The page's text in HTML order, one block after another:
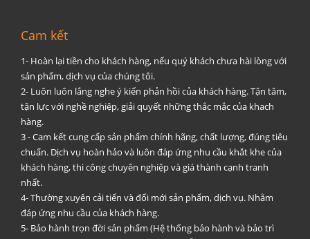
Cam kết
1- Hoàn lại tiền cho khách hàng, nếu quý khách chưa hài lòng với
sản phẩm, dịch vụ của chúng tôi.
2- Luôn luôn lắng nghe ý kiến phản hồi của khách hàng. Tận tâm,
tận lực với nghề nghiệp, giải quyết những thắc mắc của khach
hàng.
3 - Cam kết cung cấp sản phẩm chính hãng, chất lượng, đúng tiêu
chuẩn. Dịch vụ hoàn hảo và luôn đáp ứng nhu cầu khắt khe của
khách hàng, thi công chuyên nghiệp và giá thành cạnh tranh
nhất.
4- Thường xuyên cải tiến và đổi mới sản phẩm, dịch vụ. Nhằm
đáp ứng nhu cầu của khách hàng.
5- Bảo hành trọn đời sản phẩm (Hệ thống bảo hành và bảo trì